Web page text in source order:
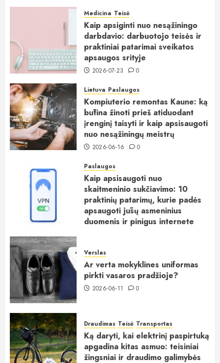
Medicina Teisė
Kaip apsiginti nuo nesąžiningo
darbdavio: darbuotojo teisės ir
praktiniai patarimai sveikatos
apsaugos srityje
2026-07-23 0
Lietuva Paslaugos
Kompiuterio remontas Kaune: ką
būtina žinoti prieš atiduodant
įrenginį taisyti ir kaip apsisaugoti
nuo nesąžiningų meistrų
2026-06-16 0
Paslaugos
Kaip apsisaugoti nuo
skaitmeninio sukčiavimo: 10
praktinių patarimų, kurie padės
apsaugoti jūsų asmeninius
duomenis ir pinigus internete
Verslas
Ar verta mokyklines uniformas
pirkti vasaros pradžioje?
2026-06-11 0
Draudimas Teisė Transportas
Ką daryti, kai elektrinį paspirtuką
apgadina kitas asmuo: teisiniai
žingsniai ir draudimo galimybės